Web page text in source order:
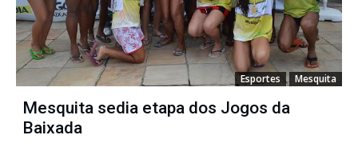
Esportes Mesquita
Mesquita sedia etapa dos Jogos da
Baixada